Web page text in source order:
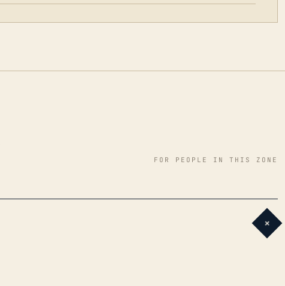
FOR PEOPLE IN THIS ZONE
+